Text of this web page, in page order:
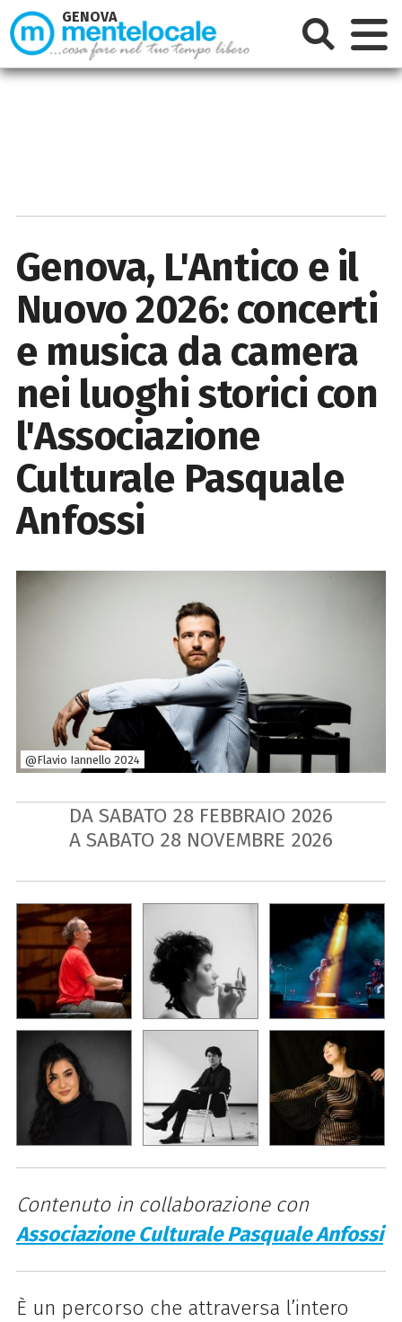
Genova, L'Antico e il
Nuovo 2026: concerti
e musica da camera
nei luoghi storici con
l'Associazione
Culturale Pasquale
Anfossi
@Flavio Iannello 2024
DA SABATO 28 FEBBRAIO 2026
A SABATO 28 NOVEMBRE 2026
Contenuto in collaborazione con
Associazione Culturale Pasquale Anfossi
È un percorso che attraversa l’intero
GENOVA